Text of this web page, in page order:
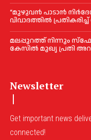
“മുഴുവൻ പാടാൻ
വിവാദത്തില്‍
മലപ്പുറത്ത് നിന്നും
കേസില്‍ മുഖ‍്യ പ്രതി
Newsletter
Get important news
connected!